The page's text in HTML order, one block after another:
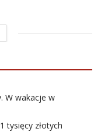
W wakacje w
tysięcy złotych